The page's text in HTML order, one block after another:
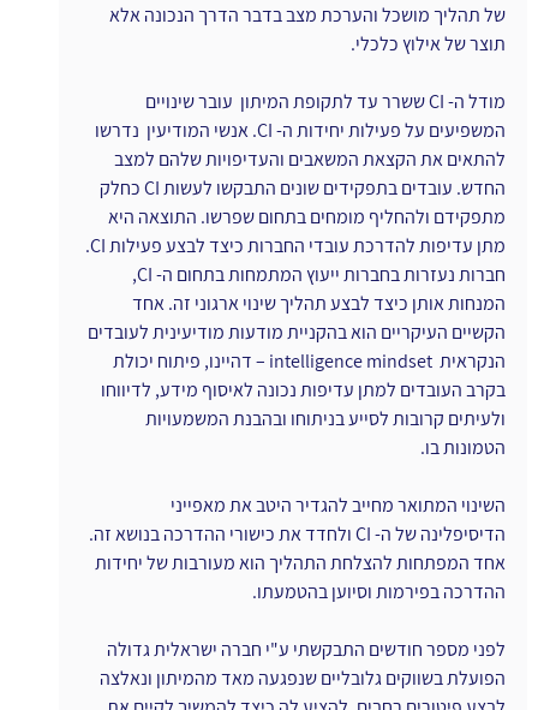
של תהליך מושכל והערכת מצב בדבר הדרך הנכונה אלא
תוצר של אילוץ כלכלי.
מודל ה- CI ששרר עד לתקופת המיתון  עובר שינויים
המשפיעים על פעילות יחידות ה- CI. אנשי המודיעין  נדרשו
להתאים את הקצאת המשאבים והעדיפויות שלהם למצב
החדש. עובדים בתפקידים שונים התבקשו לעשות CI כחלק
מתפקידם ולהחליף מומחים בתחום שפרשו. התוצאה היא
מתן עדיפות להדרכת עובדי החברות כיצד לבצע פעילות CI.
חברות נעזרות בחברות ייעוץ המתמחות בתחום ה- CI,
המנחות אותן כיצד לבצע תהליך שינוי ארגוני זה. אחד
הקשיים העיקריים הוא בהקניית מודעות מודיעינית לעובדים
הנקראית  intelligence mindset – דהיינו, פיתוח יכולת
בקרב העובדים למתן עדיפות נכונה לאיסוף מידע, לדיווחו
ולעיתים קרובות לסייע בניתוחו ובהבנת המשמעויות
הטמונות בו.
השינוי המתואר מחייב להגדיר היטב את מאפייני
הדיסיפלינה של ה- CI ולחדד את כישורי ההדרכה בנושא זה.
אחד המפתחות להצלחת התהליך הוא מעורבות של יחידות
ההדרכה בפירמות וסיוען בהטמעתו.
לפני מספר חודשים התבקשתי ע"י חברה ישראלית גדולה
הפועלת בשווקים גלובליים שנפגעה מאד מהמיתון ונאלצה